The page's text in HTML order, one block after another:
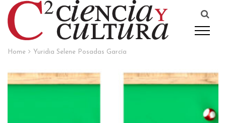
Home Yuridia Selene Posadas García